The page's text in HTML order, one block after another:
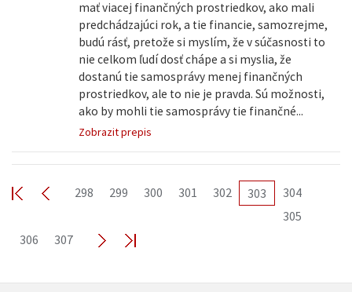
mať viacej finančných prostriedkov, ako mali
predchádzajúci rok, a tie financie, samozrejme,
budú rásť, pretože si myslím, že v súčasnosti to
nie celkom ľudí dosť chápe a si myslia, že
dostanú tie samosprávy menej finančných
prostriedkov, ale to nie je pravda. Sú možnosti,
ako by mohli tie samosprávy tie finančné...
Zobrazit prepis
298 299 300 301 302 303
304
305
306
307